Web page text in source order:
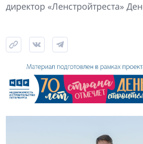
директор «Ленстройтреста»